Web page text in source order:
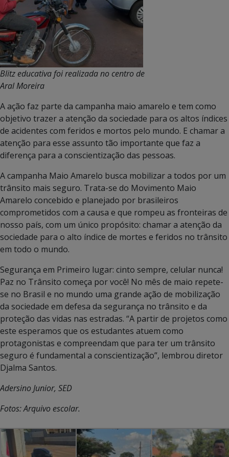
Blitz educativa foi realizada no centro de
Aral Moreira
A ação faz parte da campanha maio amarelo e tem como
objetivo trazer a atenção da sociedade para os altos índices
de acidentes com feridos e mortos pelo mundo. E chamar a
atenção para esse assunto tão importante que faz a
diferença para a conscientização das pessoas.
A campanha Maio Amarelo busca mobilizar a todos por um
trânsito mais seguro. Trata-se do Movimento Maio
Amarelo concebido e planejado por brasileiros
comprometidos com a causa e que rompeu as fronteiras de
nosso país, com um único propósito: chamar a atenção da
sociedade para o alto índice de mortes e feridos no trânsito
em todo o mundo.
Segurança em Primeiro lugar: cinto sempre, celular nunca!
Paz no Trânsito começa por você! No mês de maio repete-
se no Brasil e no mundo uma grande ação de mobilização
da sociedade em defesa da segurança no trânsito e da
proteção das vidas nas estradas. “A partir de projetos como
este esperamos que os estudantes atuem como
protagonistas e compreendam que para ter um trânsito
seguro é fundamental a conscientização”, lembrou diretor
Djalma Santos.
Adersino Junior, SED
Fotos: Arquivo escolar.